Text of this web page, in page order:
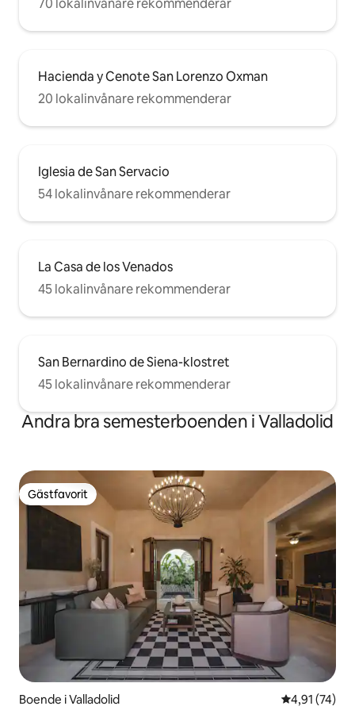
70 lokalinvånare rekommenderar
Hacienda y Cenote San Lorenzo Oxman
20 lokalinvånare rekommenderar
Iglesia de San Servacio
54 lokalinvånare rekommenderar
La Casa de los Venados
45 lokalinvånare rekommenderar
San Bernardino de Siena-klostret
45 lokalinvånare rekommenderar
Andra bra semesterboenden i Valladolid
Gästfavorit
Gästfavorit
Boende i Valladolid 4,91 av 5 i
4,91 (74)